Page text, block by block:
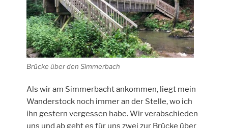
Brücke über den Simmerbach
Als wir am Simmerbacht ankommen, liegt mein
Wanderstock noch immer an der Stelle, wo ich
ihn gestern vergessen habe. Wir verabschieden
uns und ab geht es für uns zwei zur Brücke über